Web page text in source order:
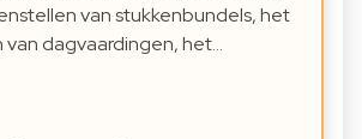
van stukkenbundels, het
dagvaardingen, het…